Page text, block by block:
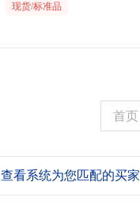
现货/标准品
首页
查看系统为您匹配的买家